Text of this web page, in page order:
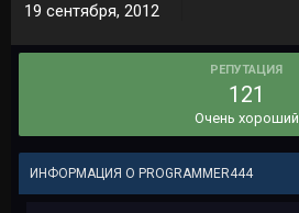
19 сентября, 2012
РЕПУТАЦИЯ
121
Очень хороший
ИНФОРМАЦИЯ О PROGRAMMER444